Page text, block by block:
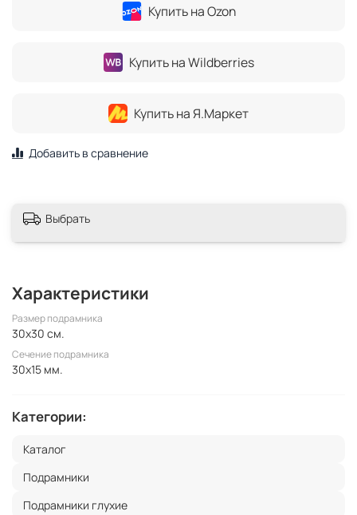
Купить на Ozon
Купить на Wildberries
Купить на Я.Маркет
Добавить в сравнение
Выбрать
Характеристики
Размер подрамника
30x30 см.
Сечение подрамника
30x15 мм.
Категории:
Каталог
Подрамники
Подрамники глухие